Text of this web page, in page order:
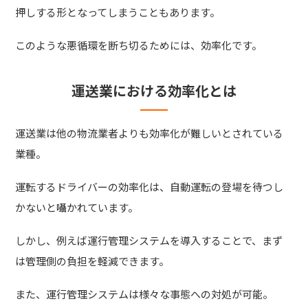
押しする形となってしまうこともあります。
このような悪循環を断ち切るためには、効率化です。
運送業における効率化とは
運送業は他の物流業者よりも効率化が難しいとされている
業種。
運転するドライバーの効率化は、自動運転の登場を待つし
かないと囁かれています。
しかし、例えば運行管理システムを導入することで、まず
は管理側の負担を軽減できます。
また、運行管理システムは様々な事態への対処が可能。